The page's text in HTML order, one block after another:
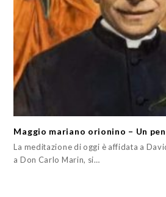
Maggio mariano orionino – Un
La meditazione di oggi è affidata a
a Don Carlo Marin, si…